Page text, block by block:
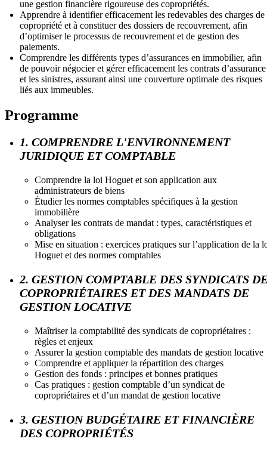
une gestion financière rigoureuse des copropriétés.
Apprendre à identifier efficacement les redevables des charges de
copropriété et à constituer des dossiers de recouvrement, afin
d’optimiser le processus de recouvrement et de gestion des
paiements.
Comprendre les différents types d’assurances en immobilier, afin
de pouvoir négocier et gérer efficacement les contrats d’assurance
et les sinistres, assurant ainsi une couverture optimale des risques
liés aux immeubles.
Programme
1. COMPRENDRE L'ENVIRONNEMENT
JURIDIQUE ET COMPTABLE
Comprendre la loi Hoguet et son application aux
administrateurs de biens
Étudier les normes comptables spécifiques à la gestion
immobilière
Analyser les contrats de mandat : types, caractéristiques et
obligations
Mise en situation : exercices pratiques sur l’application de la
Hoguet et des normes comptables
2. GESTION COMPTABLE DES SYNDICATS
COPROPRIÉTAIRES ET DES MANDATS DE
GESTION LOCATIVE
Maîtriser la comptabilité des syndicats de copropriétaires :
règles et enjeux
Assurer la gestion comptable des mandats de gestion locative
Comprendre et appliquer la répartition des charges
Gestion des fonds : principes et bonnes pratiques
Cas pratiques : gestion comptable d’un syndicat de
copropriétaires et d’un mandat de gestion locative
3. GESTION BUDGÉTAIRE ET FINANCIÈRE
DES COPROPRIÉTÉS